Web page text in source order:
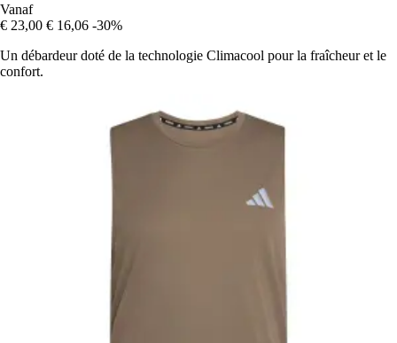
Vanaf
€ 23,00 € 16,06 -30%
Un débardeur doté de la technologie Climacool pour la fraîcheur et le
confort.